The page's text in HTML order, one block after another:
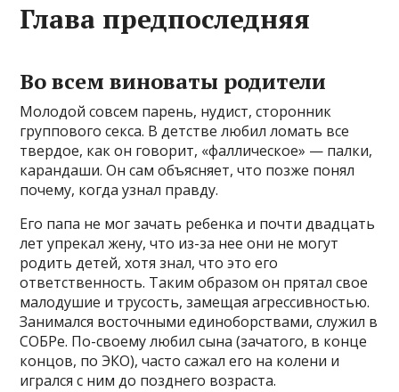
Глава предпоследняя
Во всем виноваты родители
Молодой совсем парень, нудист, сторонник
группового секса. В детстве любил ломать все
твердое, как он говорит, «фаллическое» — палки,
карандаши. Он сам объясняет, что позже понял
почему, когда узнал правду.
Его папа не мог зачать ребенка и почти двадцать
лет упрекал жену, что из-за нее они не могут
родить детей, хотя знал, что это его
ответственность. Таким образом он прятал свое
малодушие и трусость, замещая агрессивностью.
Занимался восточными единоборствами, служил в
СОБРе. По-своему любил сына (зачатого, в конце
концов, по ЭКО), часто сажал его на колени и
игрался с ним до позднего возраста.